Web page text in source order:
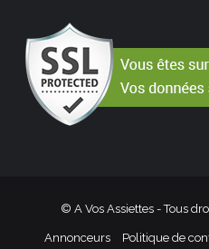
© A Vos Assiettes - Tous
Annonceurs Politique de